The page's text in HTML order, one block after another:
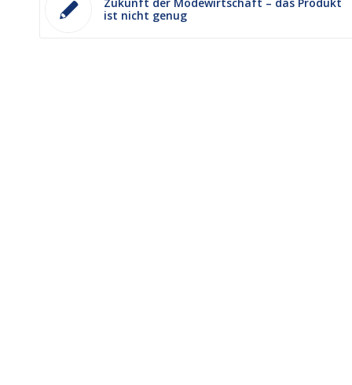
Zukunft der Modewirtschaft – das Produkt
ist nicht genug